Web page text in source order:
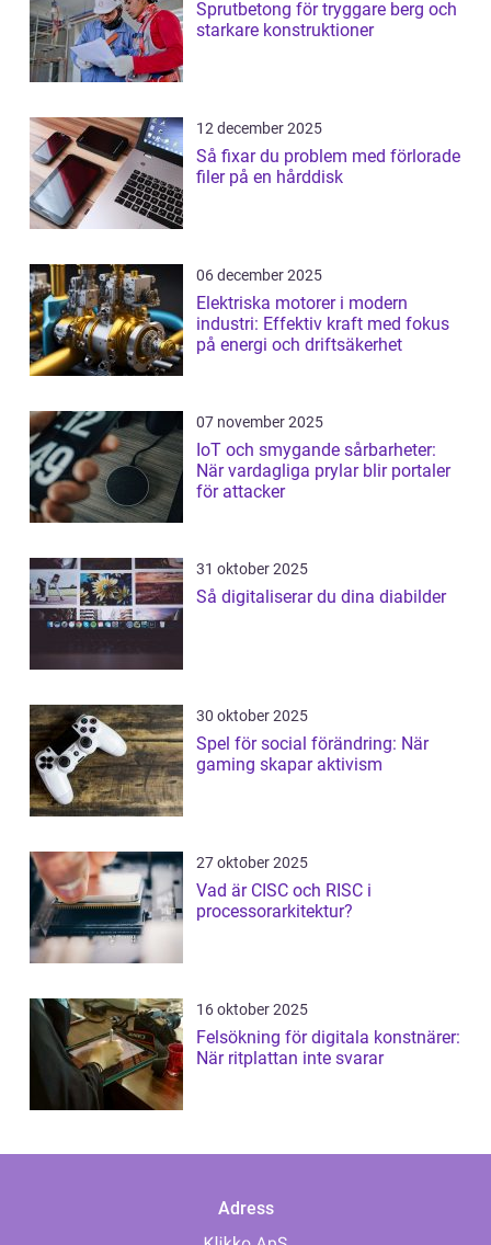
Sprutbetong för tryggare berg och
starkare konstruktioner
12 december 2025
Så fixar du problem med förlorade
filer på en hårddisk
06 december 2025
Elektriska motorer i modern
industri: Effektiv kraft med fokus
på energi och driftsäkerhet
07 november 2025
IoT och smygande sårbarheter:
När vardagliga prylar blir portaler
för attacker
31 oktober 2025
Så digitaliserar du dina diabilder
30 oktober 2025
Spel för social förändring: När
gaming skapar aktivism
27 oktober 2025
Vad är CISC och RISC i
processorarkitektur?
16 oktober 2025
Felsökning för digitala konstnärer:
När ritplattan inte svarar
Adress